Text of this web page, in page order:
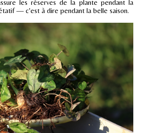
les réserves de la plante pendant la
— c'est à dire pendant la belle saison.